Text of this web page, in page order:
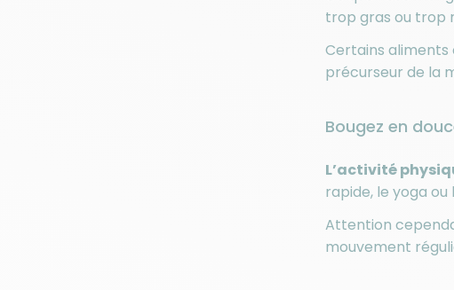
trop gras ou trop
Certains aliments
précurseur de la
Bougez en
L’activité
rapide, le yoga
Attention
mouvement